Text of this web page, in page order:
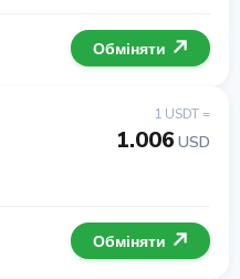
Обміняти
1 USDT =
1.006 USD
Обміняти